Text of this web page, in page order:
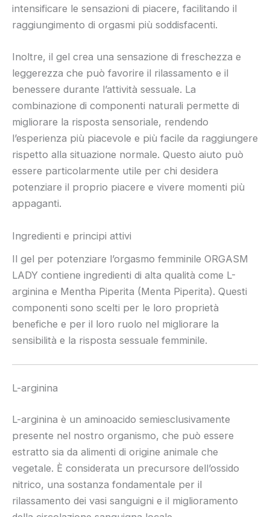
intensificare le sensazioni di piacere, facilitando il
raggiungimento di orgasmi più soddisfacenti.
Inoltre, il gel crea una sensazione di freschezza e
leggerezza che può favorire il rilassamento e il
benessere durante l’attività sessuale. La
combinazione di componenti naturali permette di
migliorare la risposta sensoriale, rendendo
l’esperienza più piacevole e più facile da raggiungere
rispetto alla situazione normale. Questo aiuto può
essere particolarmente utile per chi desidera
potenziare il proprio piacere e vivere momenti più
appaganti.
Ingredienti e principi attivi
Il gel per potenziare l’orgasmo femminile ORGASM
LADY contiene ingredienti di alta qualità come L-
arginina e Mentha Piperita (Menta Piperita). Questi
componenti sono scelti per le loro proprietà
benefiche e per il loro ruolo nel migliorare la
sensibilità e la risposta sessuale femminile.
L-arginina
L-arginina è un aminoacido semiesclusivamente
presente nel nostro organismo, che può essere
estratto sia da alimenti di origine animale che
vegetale. È considerata un precursore dell’ossido
nitrico, una sostanza fondamentale per il
rilassamento dei vasi sanguigni e il miglioramento